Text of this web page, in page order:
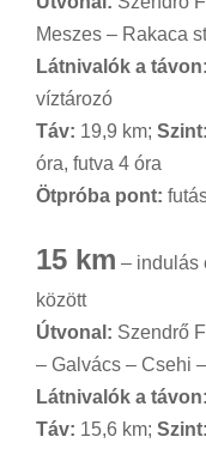
Meszes – Rakaca
Látnivalók a távon:
víztározó
Táv: 19,9 km; Szint:
óra, futva 4 óra
Ötpróba pont:
15 km – indulás
között
Útvonal: Szendrő
– Galvács – Csehi
Látnivalók a távon:
Táv: 15,6 km; Szint: